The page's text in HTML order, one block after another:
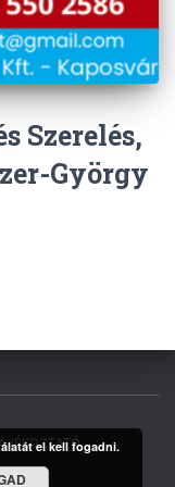
Szerelés,
György
el kell fogadni.